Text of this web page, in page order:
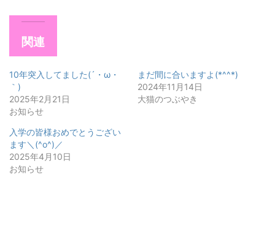
関連
10年突入してました(´・ω・
｀)
2025年2月21日
お知らせ
まだ間に合いますよ(*^^*)
2024年11月14日
大猫のつぶやき
入学の皆様おめでとうござい
ます＼(^o^)／
2025年4月10日
お知らせ